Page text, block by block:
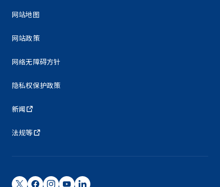
网站地图
网站政策
网络无障碍方针
隐私权保护政策
新闻
法规等